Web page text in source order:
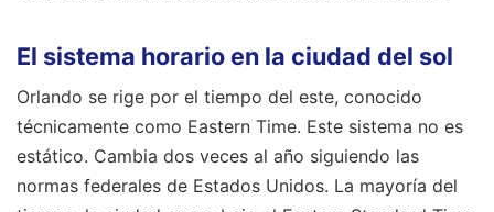
El sistema horario en la ciudad del sol
Orlando se rige por el tiempo del este, conocido
técnicamente como Eastern Time. Este sistema no es
estático. Cambia dos veces al año siguiendo las
normas federales de Estados Unidos. La mayoría del